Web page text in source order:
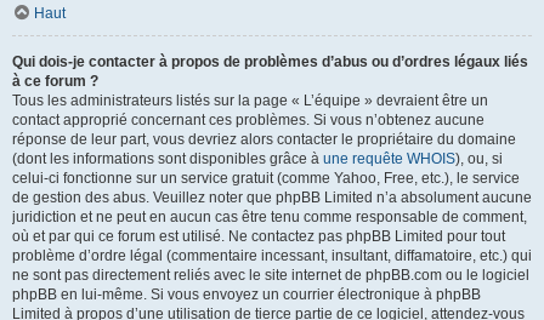
Haut
Qui dois-je contacter à propos de problèmes d’abus ou d’ordres légaux liés
à ce forum ?
Tous les administrateurs listés sur la page « L’équipe » devraient être un
contact approprié concernant ces problèmes. Si vous n’obtenez aucune
réponse de leur part, vous devriez alors contacter le propriétaire du domaine
(dont les informations sont disponibles grâce à une requête WHOIS), ou, si
celui-ci fonctionne sur un service gratuit (comme Yahoo, Free, etc.), le service
de gestion des abus. Veuillez noter que phpBB Limited n’a absolument aucune
juridiction et ne peut en aucun cas être tenu comme responsable de comment,
où et par qui ce forum est utilisé. Ne contactez pas phpBB Limited pour tout
problème d’ordre légal (commentaire incessant, insultant, diffamatoire, etc.) qui
ne sont pas directement reliés avec le site internet de phpBB.com ou le logiciel
phpBB en lui-même. Si vous envoyez un courrier électronique à phpBB
Limited à propos d’une utilisation de tierce partie de ce logiciel, attendez-vous